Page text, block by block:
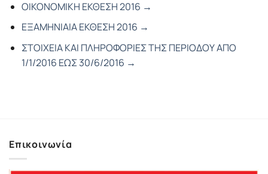
ΟΙΚΟΝΟΜΙΚΗ ΕΚΘΕΣΗ 2016 →
ΕΞΑΜΗΝΙΑΙΑ ΕΚΘΕΣΗ 2016 →
ΣΤΟΙΧΕΙΑ ΚΑΙ ΠΛΗΡΟΦΟΡΙΕΣ ΤΗΣ ΠΕΡΙΟΔΟΥ ΑΠΟ
1/1/2016 ΕΩΣ 30/6/2016 →
Επικοινωνία